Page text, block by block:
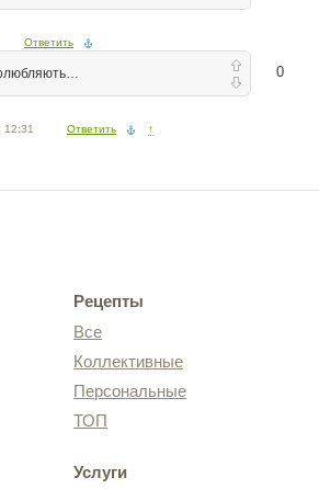
Ответить
0
12:31 Ответить ↑
Рецепты
Все
Коллективные
Персональные
ТОП
Услуги